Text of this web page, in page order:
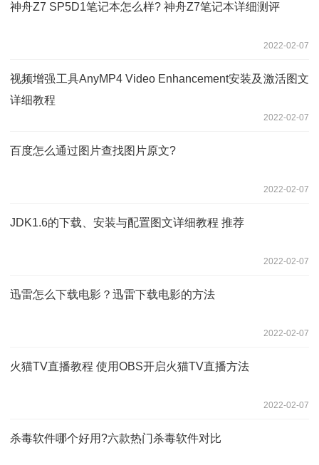
神舟Z7 SP5D1笔记本怎么样? 神舟Z7笔记本详细测评
2022-02-07
视频增强工具AnyMP4 Video Enhancement安装及激活图文
详细教程
2022-02-07
百度怎么通过图片查找图片原文?
2022-02-07
JDK1.6的下载、安装与配置图文详细教程 推荐
2022-02-07
迅雷怎么下载电影？迅雷下载电影的方法
2022-02-07
火猫TV直播教程 使用OBS开启火猫TV直播方法
2022-02-07
杀毒软件哪个好用?六款热门杀毒软件对比